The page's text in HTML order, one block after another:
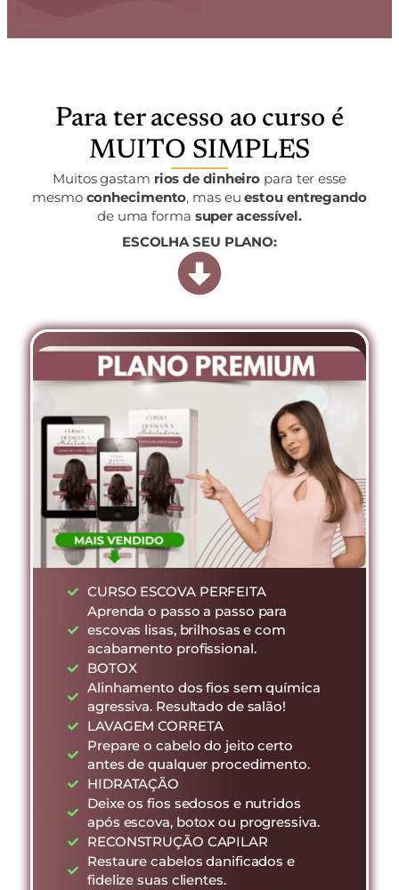
Para ter acesso ao curso é
MUITO SIMPLES
Muitos gastam rios de dinheiro para ter esse
mesmo conhecimento, mas euestou entregando
de uma forma super acessível.
ESCOLHA SEU PLANO:
CURSO ESCOVA PERFEITA
Aprenda o passo a passo para
escovas lisas, brilhosas e com
acabamento profissional.
BOTOX
Alinhamento dos fios sem química
agressiva. Resultado de salão!
LAVAGEM CORRETA
Prepare o cabelo do jeito certo
antes de qualquer procedimento.
HIDRATAÇÃO
Deixe os fios sedosos e nutridos
após escova, botox ou progressiva.
RECONSTRUÇÃO CAPILAR
Restaure cabelos danificados e
fidelize suas clientes.